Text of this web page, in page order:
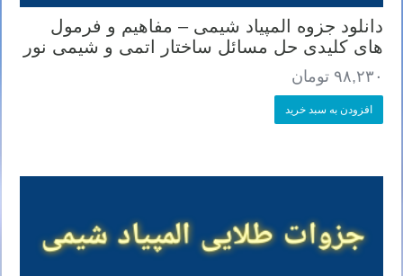
دانلود جزوه المپیاد شیمی – مفاهیم و فرمول
های کلیدی حل مسائل ساختار اتمی و شیمی نور
۹۸,۲۳۰ تومان
افزودن به سبد خرید